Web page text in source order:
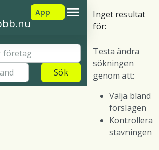
App
Sök
Inget resultat
för:
Testa ändra
sökningen
genom att:
Välja bland
förslagen
Kontrollera
stavningen